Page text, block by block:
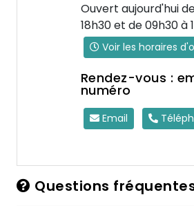
Ouvert aujourd'hui
18h30 et de 09h30 à
Voir les horaires
Rendez-vous :
numéro
Email
Questions